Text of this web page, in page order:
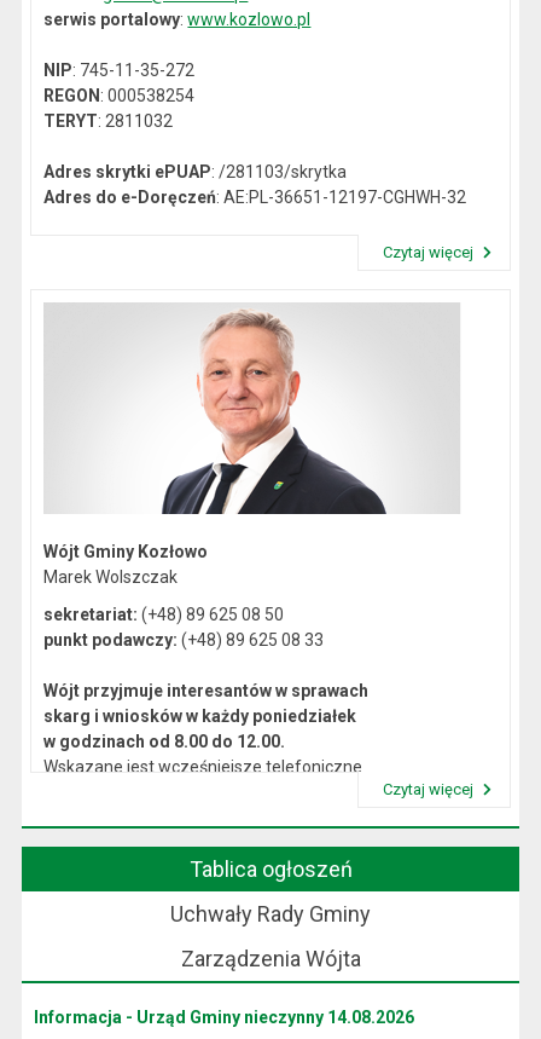
serwis portalowy:www.kozlowo.pl
NIP: 745-11-35-272
REGON: 000538254
TERYT: 2811032
Adres skrytki ePUAP: /281103/skrytka
Adres do e-Doręczeń: AE:PL-36651-12197-CGHWH-32
Czytaj więcej
Wójt Gminy Kozłowo
Marek Wolszczak
sekretariat: (+48) 89 625 08 50
punkt podawczy: (+48) 89 625 08 33
Wójt przyjmuje interesantów w sprawach
skarg i wniosków w każdy poniedziałek
w godzinach od 8.00 do 12.00.
Wskazane jest wcześniejsze telefoniczne
Czytaj więcej
Tablica ogłoszeń
Uchwały Rady Gminy
Zarządzenia Wójta
Informacja - Urząd Gminy nieczynny 14.08.2026